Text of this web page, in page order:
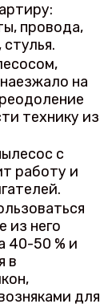
провода,
на
технику из
с
работу и
из него
40-50 % и
в
для